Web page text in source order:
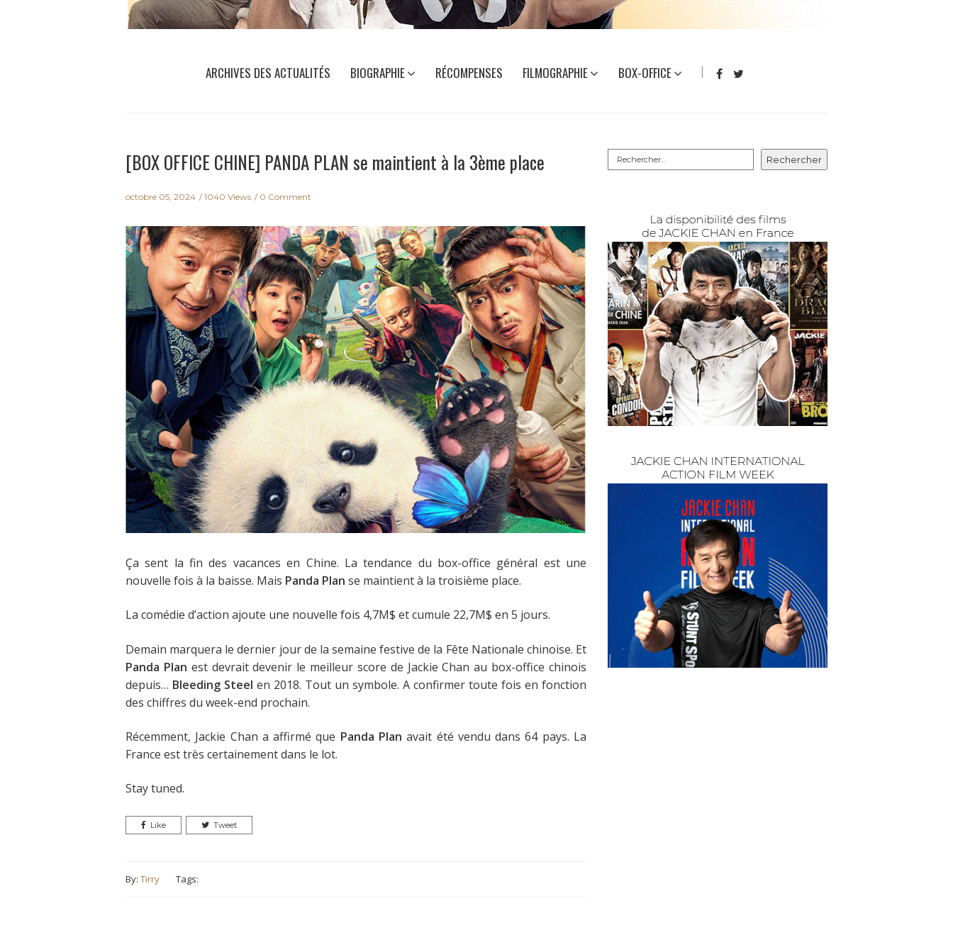
ARCHIVES DES ACTUALITÉS BIOGRAPHIE RÉCOMPENSES FILMOGRAPHIE BOX-OFFICE
[BOX OFFICE CHINE] PANDA PLAN se maintient à la 3ème place
octobre 05, 2024 1040 Views 0 Comment
Ça sent la fin des vacances en Chine. La tendance du box-office général est une
nouvelle fois à la baisse. Mais Panda Plan se maintient à la troisième place.
La comédie d’action ajoute une nouvelle fois 4,7M$ et cumule 22,7M$ en 5 jours.
Demain marquera le dernier jour de la semaine festive de la Fête Nationale chinoise. Et
Panda Plan est devrait devenir le meilleur score de Jackie Chan au box-office chinois
depuis… Bleeding Steel en 2018. Tout un symbole. A confirmer toute fois en fonction
des chiffres du week-end prochain.
Récemment, Jackie Chan a affirmé que Panda Plan avait été vendu dans 64 pays. La
France est très certainement dans le lot.
Stay tuned.
Like Tweet
By: Tirry Tags:
Rechercher
Rechercher